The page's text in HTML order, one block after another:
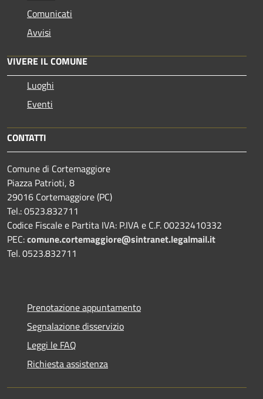
Comunicati
Avvisi
VIVERE IL COMUNE
Luoghi
Eventi
CONTATTI
Comune di Cortemaggiore
Piazza Patrioti, 8
29016 Cortemaggiore (PC)
Tel.: 0523.832711
Codice Fiscale e Partita IVA: P.IVA e C.F. 00232410332
PEC:comune.cortemaggiore@sintranet.legalmail.it
Tel. 0523.832711
Prenotazione appuntamento
Segnalazione disservizio
Leggi le FAQ
Richiesta assistenza